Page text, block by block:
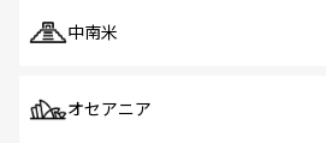
中南米
オセアニア